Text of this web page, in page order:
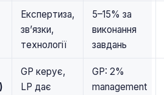
Експертиза,
зв’язки,
технології
5–15% за
виконання
завдань
GP керує,
LP дає
GP: 2%
management